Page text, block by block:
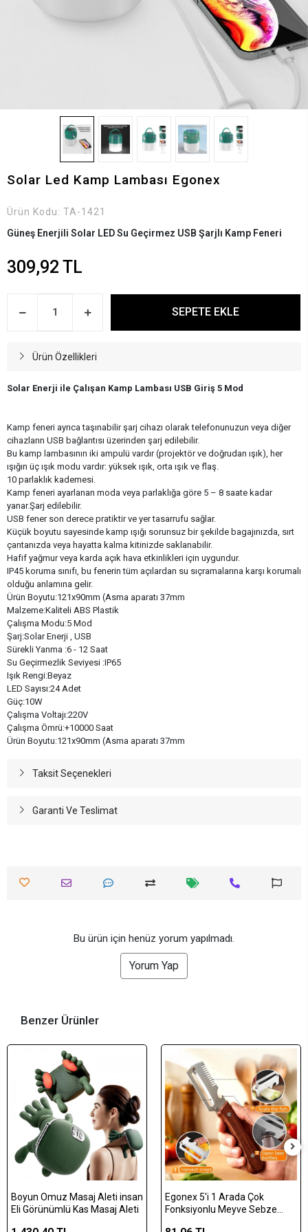
Solar Led Kamp Lambası Egonex
Ürün Kodu: TA-1421
Güneş Enerjili Solar LED Su Geçirmez USB Şarjlı Kamp Feneri
309,92 TL
SEPETE EKLE
Ürün Özellikleri
Solar Enerji ile Çalışan Kamp Lambası USB Giriş 5 Mod
Kamp feneri ayrıca taşınabilir şarj cihazı olarak telefonunuzun veya diğer
cihazların USB bağlantısı üzerinden şarj edilebilir.
Bu kamp lambasının iki ampulü vardır (projektör ve doğrudan ışık), her
ışığın üç ışık modu vardır: yüksek ışık, orta ışık ve flaş.
10 parlaklık kademesi.
Kamp feneri ayarlanan moda veya parlaklığa göre 5 – 8 saate kadar
yanar.Şarj edilebilir.
USB fener son derece pratiktir ve yer tasarrufu sağlar.
Küçük boyutu sayesinde kamp ışığı sorunsuz bir şekilde bagajınızda, sırt
çantanızda veya hayatta kalma kitinizde saklanabilir.
Hafif yağmur veya karda açık hava etkinlikleri için uygundur.
IP45 koruma sınıfı, bu fenerin tüm açılardan su sıçramalarına karşı korumalı
olduğu anlamına gelir.
Ürün Boyutu:121x90mm (Asma aparatı 37mm
Malzeme:Kaliteli ABS Plastik
Çalışma Modu:5 Mod
Şarj:Solar Enerji , USB
Sürekli Yanma :6 - 12 Saat
Su Geçirmezlik Seviyesi :IP65
Işık Rengi:Beyaz
LED Sayısı:24 Adet
Güç:10W
Çalışma Voltajı:220V
Çalışma Ömrü:+10000 Saat
Ürün Boyutu:121x90mm (Asma aparatı 37mm
Taksit Seçenekleri
Garanti Ve Teslimat
Bu ürün için henüz yorum yapılmadı.
Yorum Yap
Benzer Ürünler
Boyun Omuz Masaj Aleti insan
Eli Görünümlü Kas Masaj Aleti
Egonex 5'i 1 Arada Çok
Fonksiyonlu Meyve Sebze